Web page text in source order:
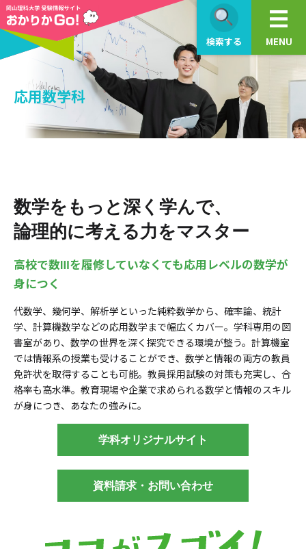
検索する MENU
応用数学科
数学をもっと深く学んで、
論理的に考える力をマスター
高校で数Ⅲを履修していなくても応用レベルの数学が
身につく
代数学、幾何学、解析学といった純粋数学から、確率論、統計
学、計算機数学などの応用数学まで幅広くカバー。学科専用の図
書室があり、数学の世界を深く探究できる環境が整う。計算機室
では情報系の授業も受けることができ、数学と情報の両方の教員
免許状を取得することも可能。教員採用試験の対策も充実し、合
格率も高水準。教育現場や企業で求められる数学と情報のスキル
が身につき、あなたの強みに。
学科オリジナルサイト
資料請求・お問い合わせ